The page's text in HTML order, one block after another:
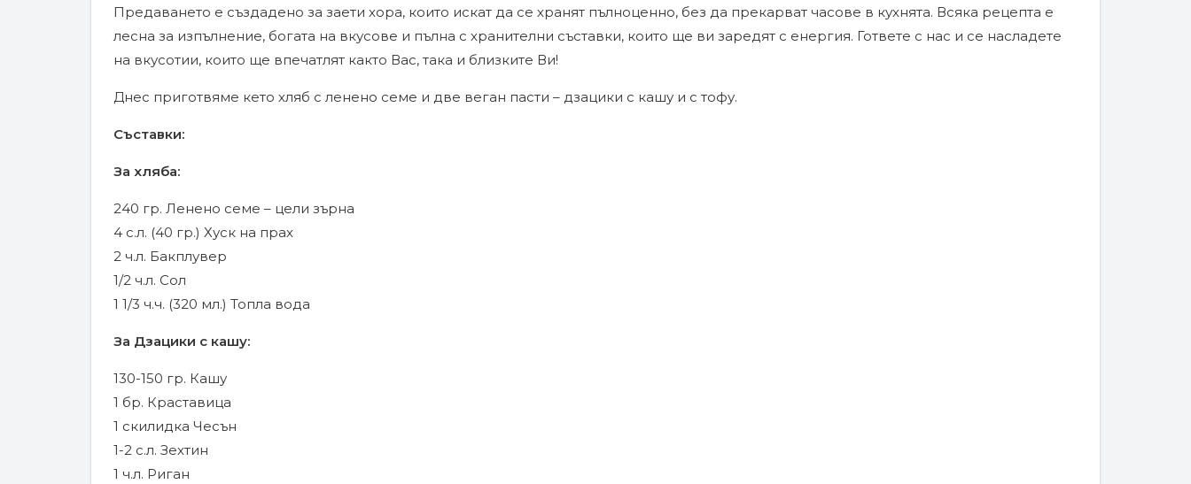
Предаването е създадено за заети хора, които искат да се хранят пълноценно, без да прекарват часове в кухнята. Всяка рецепта е
лесна за изпълнение, богата на вкусове и пълна с хранителни съставки, които ще ви заредят с енергия. Гответе с нас и се насладете
на вкусотии, които ще впечатлят както Вас, така и близките Ви!
Днес приготвяме кето хляб с ленено семе и две веган пасти – дзацики с кашу и с тофу.
Съставки:
За хляба:
240 гр. Ленено семе – цели зърна
4 с.л. (40 гр.) Хуск на прах
2 ч.л. Бакплувер
1/2 ч.л. Сол
1 1/3 ч.ч. (320 мл.) Топла вода
За Дзацики с кашу:
130-150 гр. Кашу
1 бр. Краставица
1 скилидка Чесън
1-2 с.л. Зехтин
1 ч.л. Риган